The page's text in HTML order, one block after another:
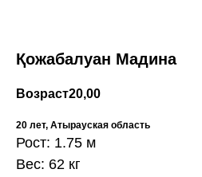
Қожабалуан Мадина
Возраст20,00
20 лет, Атырауская область
Рост: 1.75 м
Вес: 62 кг